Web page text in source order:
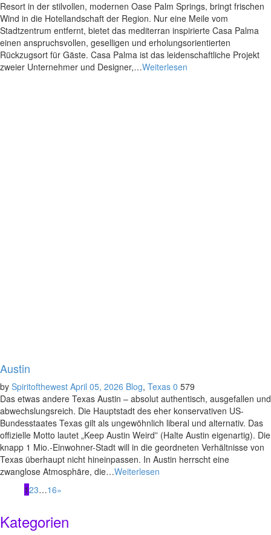
Resort in der stilvollen, modernen Oase Palm Springs, bringt frischen
Wind in die Hotellandschaft der Region. Nur eine Meile vom
Stadtzentrum entfernt, bietet das mediterran inspirierte Casa Palma
einen anspruchsvollen, geselligen und erholungsorientierten
Rückzugsort für Gäste. Casa Palma ist das leidenschaftliche Projekt
zweier Unternehmer und Designer,…Weiterlesen
Austin
by Spiritofthewest April 05, 2026 Blog, Texas 0 579
Das etwas andere Texas Austin – absolut authentisch, ausgefallen und
abwechslungsreich. Die Hauptstadt des eher konservativen US-
Bundesstaates Texas gilt als ungewöhnlich liberal und alternativ. Das
offizielle Motto lautet „Keep Austin Weird” (Halte Austin eigenartig). Die
knapp 1 Mio.-Einwohner-Stadt will in die geordneten Verhältnisse von
Texas überhaupt nicht hineinpassen. In Austin herrscht eine
zwanglose Atmosphäre, die…Weiterlesen
123…16»
Kategorien